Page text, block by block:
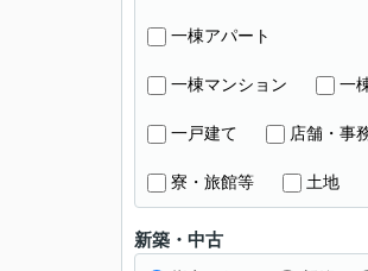
一棟アパート
一棟マンション 一
一戸建て 店舗・事
寮・旅館等 土地
新築・中古